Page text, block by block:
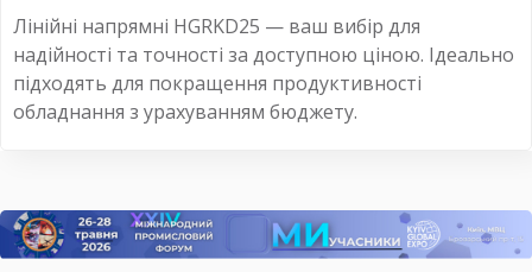
Лінійні напрямні HGRKD25 — ваш вибір для
надійності та точності за доступною ціною. Ідеально
підходять для покращення продуктивності
обладнання з урахуванням бюджету.